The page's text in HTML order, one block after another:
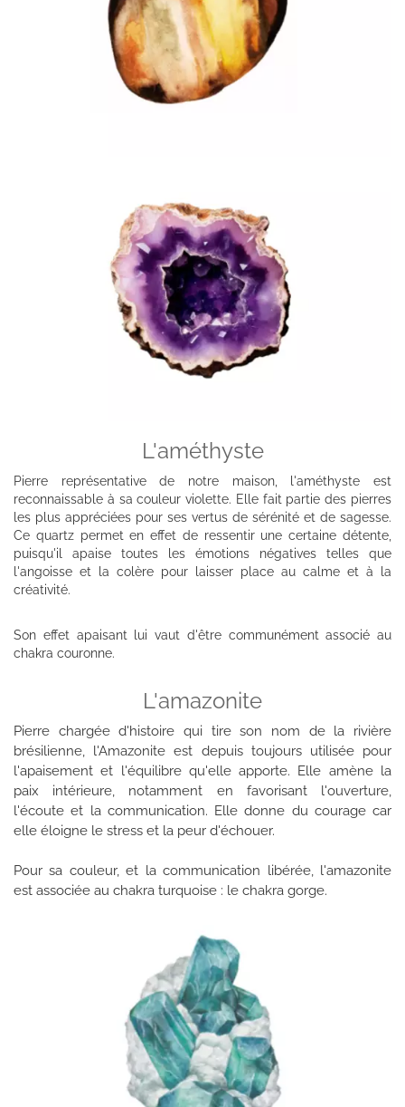
L'améthyste
Pierre représentative de notre maison, l'améthyste est
reconnaissable à sa couleur violette. Elle fait partie des pierres
les plus appréciées pour ses vertus de sérénité et de sagesse.
Ce quartz permet en effet de ressentir une certaine détente,
puisqu'il apaise toutes les émotions négatives telles que
l'angoisse et la colère pour laisser place au calme et à la
créativité.
Son effet apaisant lui vaut d'être communément associé au
chakra couronne.
L'amazonite
Pierre chargée d'histoire qui tire son nom de la rivière
brésilienne, l'Amazonite est depuis toujours utilisée pour
l'apaisement et l'équilibre qu'elle apporte. Elle amène la
paix intérieure, notamment en favorisant l'ouverture,
l'écoute et la communication. Elle donne du courage car
elle éloigne le stress et la peur d'échouer.
Pour sa couleur, et la communication libérée, l'amazonite
est associée au chakra turquoise : le chakra gorge.